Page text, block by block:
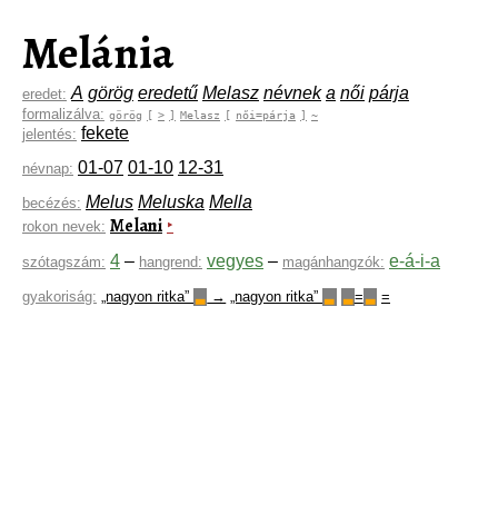
Melánia
eredet: A görög eredetű Melasz névnek a női párja
formalizálva: görög [ > ] Melasz [ női=párja ] ~
jelentés: fekete
névnap: 01-07 01-10 12-31
becézés: Melus Meluska Mella
rokon nevek: Melani ‣
szótagszám: 4 – hangrend: vegyes – magánhangzók: e-á-i-a
gyakoriság: „nagyon ritka” ▃ → „nagyon ritka” ▃ ▃= ▃ =